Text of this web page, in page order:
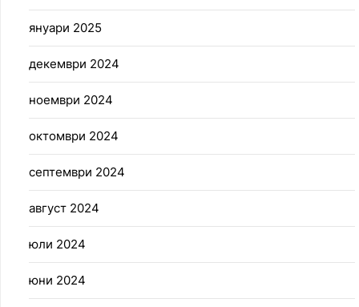
януари 2025
декември 2024
ноември 2024
октомври 2024
септември 2024
август 2024
юли 2024
юни 2024